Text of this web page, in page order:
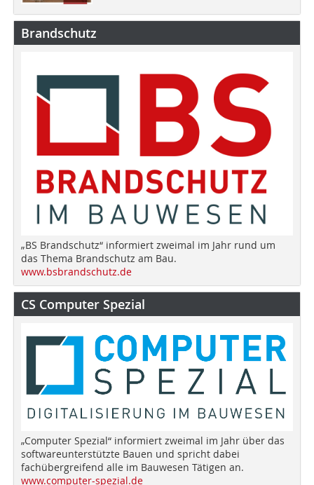
Brandschutz
„BS Brandschutz“ informiert zweimal im Jahr rund um
das Thema Brandschutz am Bau.
www.bsbrandschutz.de
CS Computer Spezial
„Computer Spezial“ informiert zweimal im Jahr über das
softwareunterstützte Bauen und spricht dabei
fachübergreifend alle im Bauwesen Tätigen an.
www.computer-spezial.de